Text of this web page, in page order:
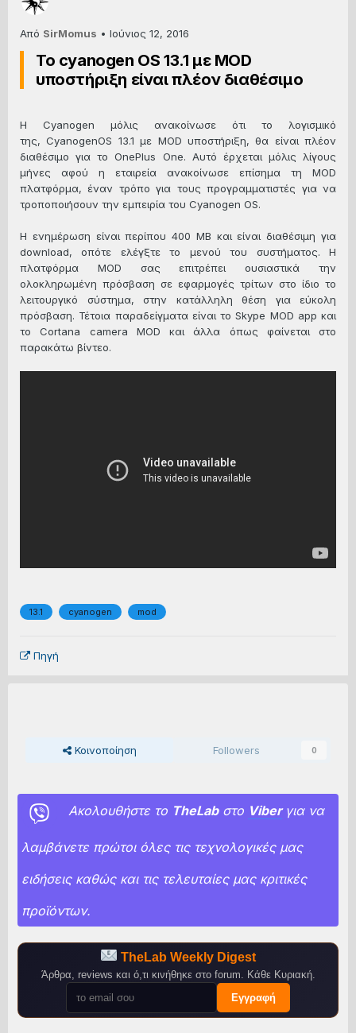
Από SirMomus • Ιούνιος 12, 2016
Το cyanogen OS 13.1 με MOD
υποστήριξη είναι πλέον διαθέσιμο
Η Cyanogen μόλις ανακοίνωσε ότι το λογισμικό
της, CyanogenOS 13.1 με MOD υποστήριξη, θα είναι πλέον
διαθέσιμο για το OnePlus One. Αυτό έρχεται μόλις λίγους
μήνες αφού η εταιρεία ανακοίνωσε επίσημα τη MOD
πλατφόρμα, έναν τρόπο για τους προγραμματιστές για να
τροποποιήσουν την εμπειρία του Cyanogen OS.
Η ενημέρωση είναι περίπου 400 MB και είναι διαθέσιμη για
download, οπότε ελέγξτε το μενού του συστήματος. Η
πλατφόρμα MOD σας επιτρέπει ουσιαστικά την
ολοκληρωμένη πρόσβαση σε εφαρμογές τρίτων στο ίδιο το
λειτουργικό σύστημα, στην κατάλληλη θέση για εύκολη
πρόσβαση. Τέτοια παραδείγματα είναι το Skype MOD app και
το Cortana camera MOD και άλλα όπως φαίνεται στο
παρακάτω βίντεο.
13.1 cyanogen mod
Πηγή
Κοινοποίηση Followers 0
Ακολουθήστε το TheLabστο Viber για να
λαμβάνετε πρώτοι όλες τις τεχνολογικές μας
ειδήσεις καθώς και τις τελευταίες μας κριτικές
προϊόντων.
TheLab Weekly Digest
Άρθρα, reviews και ό,τι κινήθηκε στο forum. Κάθε Κυριακή.
Εγγραφή